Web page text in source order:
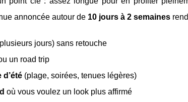
annoncée autour de 10 jours à 2 semaines
jours) sans retouche
un road trip
d’été (plage, soirées, tenues légères)
où vous voulez un look plus affirmé